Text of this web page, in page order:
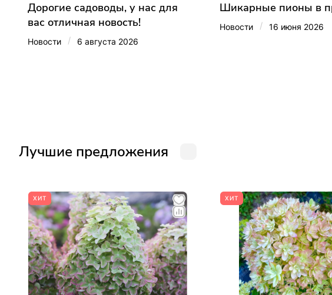
Дорогие садоводы, у нас для
вас отличная новость!
Новости / 6 августа 2026
Шикарные пионы в
Новости / 16 июня 2026
Лучшие предложения
ХИТ ХИТ